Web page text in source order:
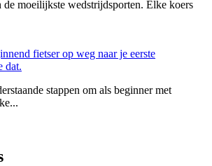
de moeilijkste wedstrijdsporten. Elke koers
fietser op weg naar je eerste
dat.
stappen om als beginner met